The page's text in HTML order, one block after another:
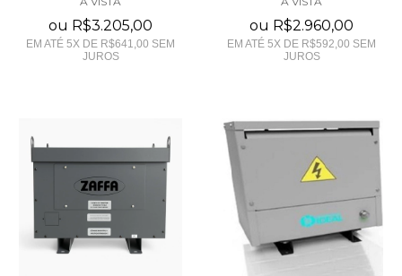
ou R$3.205,00
EM ATÉ 5X DE R$641,00 SEM
JUROS
ou R$2.960,00
EM ATÉ 5X DE R$592,00 SEM
JUROS